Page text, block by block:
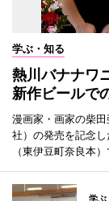
学ぶ・知る
熱川バナナワ
新作ビールで
漫画家・画家の柴
社）の発売を記念
（東伊豆町奈良本）
学ぶ